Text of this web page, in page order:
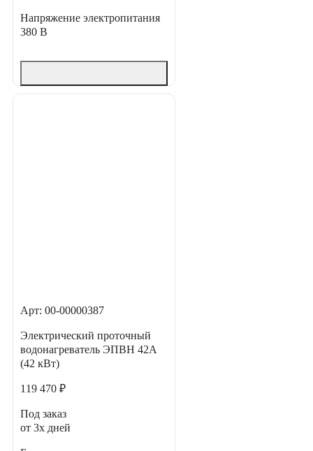
Напряжение электропитания
380 В
Арт: 00-00000387
Электрический проточный
водонагреватель ЭПВН 42А
(42 кВт)
119 470 ₽
Под заказ
от 3х дней